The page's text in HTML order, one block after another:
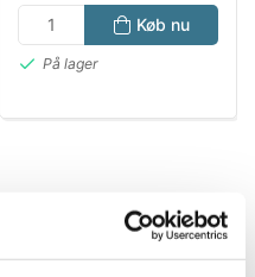
Køb nu
På lager